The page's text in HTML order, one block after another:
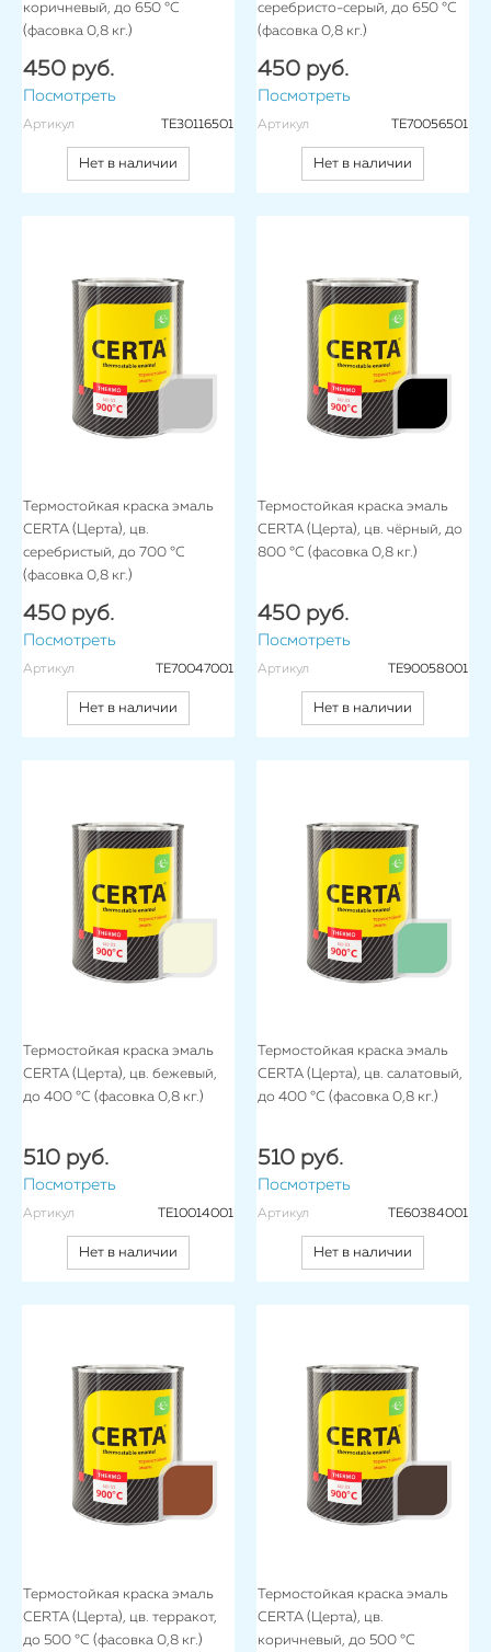
коричневый, до 650 °C
(фасовка 0,8 кг.)
450 руб.
Посмотреть
Артикул TE30116501
Нет в наличии
серебристо-серый, до 650 °C
(фасовка 0,8 кг.)
450 руб.
Посмотреть
Артикул TE70056501
Нет в наличии
Термостойкая краска эмаль
CERTA (Церта), цв.
серебристый, до 700 °C
(фасовка 0,8 кг.)
450 руб.
Посмотреть
Артикул TE70047001
Нет в наличии
Термостойкая краска эмаль
CERTA (Церта), цв. чёрный, до
800 °C (фасовка 0,8 кг.)
450 руб.
Посмотреть
Артикул TE90058001
Нет в наличии
Термостойкая краска эмаль
CERTA (Церта), цв. бежевый,
до 400 °C (фасовка 0,8 кг.)
510 руб.
Посмотреть
Артикул TE10014001
Нет в наличии
Термостойкая краска эмаль
CERTA (Церта), цв. салатовый,
до 400 °C (фасовка 0,8 кг.)
510 руб.
Посмотреть
Артикул TE60384001
Нет в наличии
Термостойкая краска эмаль
CERTA (Церта), цв. терракот,
до 500 °C (фасовка 0,8 кг.)
Термостойкая краска эмаль
CERTA (Церта), цв.
коричневый, до 500 °C